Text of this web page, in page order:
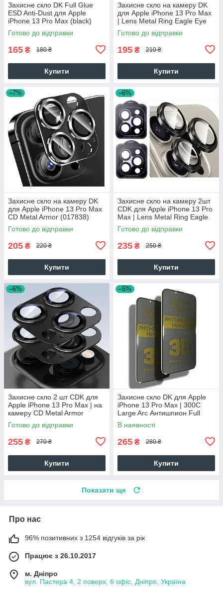
Захисне скло DK Full Glue
ESD Anti-Dust для Apple
iPhone 13 Pro Max (black)
Готово до відправки
165 ₴ 180 ₴
Купити
Захисне скло на камеру DK
для Apple iPhone 13 Pro Max
| Lens Metal Ring Eagle Eye
(015729) (black)
Готово до відправки
195 ₴ 210 ₴
Купити
–7%
Захисне скло на камеру DK
для Apple iPhone 13 Pro Max
CD Metal Armor (017838)
(black)
Готово до відправки
205 ₴ 220 ₴
Купити
–6%
Захисне скло на камеру 2шт
CDK для Apple iPhone 13 Pro
Max | Lens Metal Ring Eagle
Eye (015729) (black)
Готово до відправки
235 ₴ 250 ₴
Купити
–6%
Захисне скло 2 шт CDK для
Apple iPhone 13 Pro Max | на
камеру CD Metal Armor
(017838) (black)
Готово до відправки
255 ₴ 270 ₴
Купити
–5%
Захисне скло DK для Apple
iPhone 13 Pro Max | 300C
Large Arc Антишпион Full
Glue (023847) (black)
В наявності
265 ₴ 280 ₴
Купити
Показати ще
Про нас
96% позитивних з 1254 відгуків за рік
Працює з 26.10.2017
м. Дніпро
вул. Пастера 4, 2 поверх, 6 офіс, Дніпро, Україна